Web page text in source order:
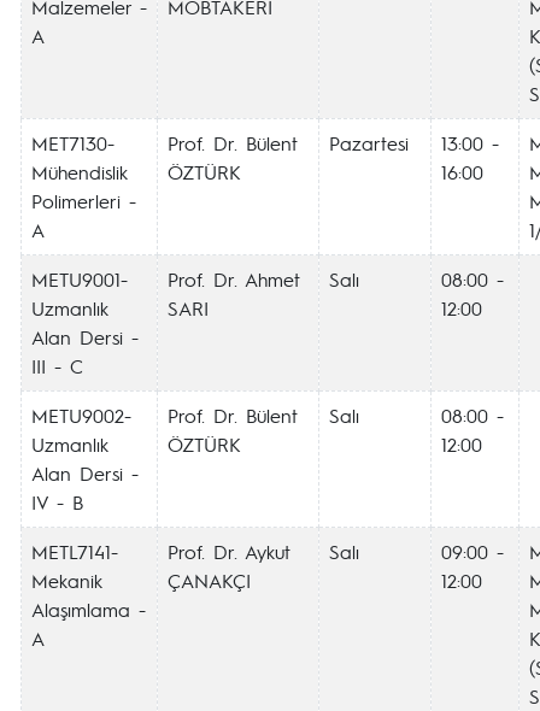
Malzemeler -
A
MOBTAKERİ
MET7130-
Mühendislik
Polimerleri -
A
Prof. Dr. Bülent
ÖZTÜRK
Pazartesi
13:00 -
16:00
METU9001-
Uzmanlık
Alan Dersi -
III - C
Prof. Dr. Ahmet
SARI
Salı
08:00 -
12:00
METU9002-
Uzmanlık
Alan Dersi -
IV - B
Prof. Dr. Bülent
ÖZTÜRK
Salı
08:00 -
12:00
METL7141-
Mekanik
Alaşımlama -
A
Prof. Dr. Aykut
ÇANAKÇI
Salı
09:00 -
12:00